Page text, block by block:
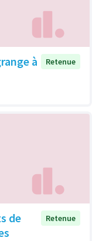
à
Retenue
de
Retenue